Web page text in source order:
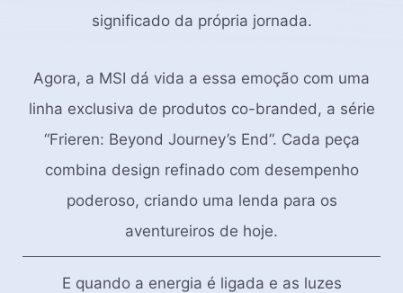
significado da própria jornada.
Agora, a MSI dá vida a essa emoção com uma
linha exclusiva de produtos co-branded, a série
“Frieren: Beyond Journey’s End”. Cada peça
combina design refinado com desempenho
poderoso, criando uma lenda para os
aventureiros de hoje.
E quando a energia é ligada e as luzes